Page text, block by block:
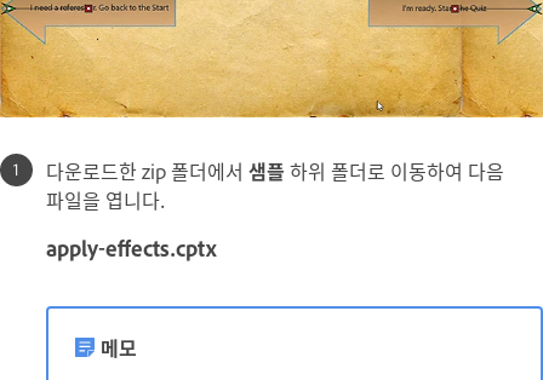
다운로드한 zip 폴더에서 샘플 하위 폴더로 이동하여 다음
파일을 엽니다.
apply-effects.cptx
메모